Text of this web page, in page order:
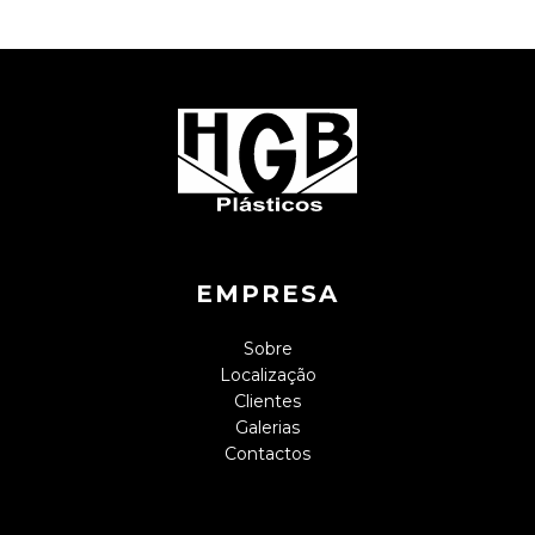
EMPRESA
Sobre
Localização
Clientes
Galerias
Contactos